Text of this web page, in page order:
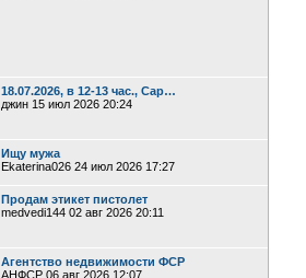
18.07.2026, в 12-13 час., Сар…
джин 15 июл 2026 20:24
Ищу мужа
Ekaterina026 24 июл 2026 17:27
Продам этикет пистолет
medvedi144 02 авг 2026 20:11
Агентство недвижимости ФСР
АНФСР 06 авг 2026 12:07